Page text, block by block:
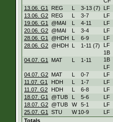
13.06. G1
REG L 3-13 (7)
LF
13.06. G2 REG L 3-7
LF
19.06. G1
@MAI L 4-11
LF
20.06. G2 @MAI L 3-4
LF
28.06. G1
@HDH L 6-9
LF
28.06. G2 @HDH L 1-11 (7)
LF
1B
04.07. G1
MAT L 1-11
1B
LF
04.07. G2 MAT L 0-7
LF
11.07. G1
HDH L 1-7
LF
11.07. G2
HDH L 6-8
LF
18.07. G1
@TUB L 5-6
LF
18.07. G2 @TUB W 5-1
LF
25.07. G1
STU W 10-9
LF
Totals